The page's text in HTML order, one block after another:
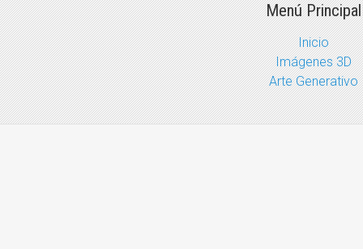
Menú Principal
Inicio
Imágenes 3D
Arte Generativo